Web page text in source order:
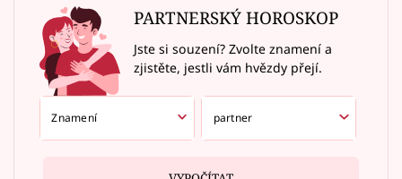
PARTNERSKÝ HOROSKOP
Jste si souzení? Zvolte znamení a
zjistěte, jestli vám hvězdy přejí.